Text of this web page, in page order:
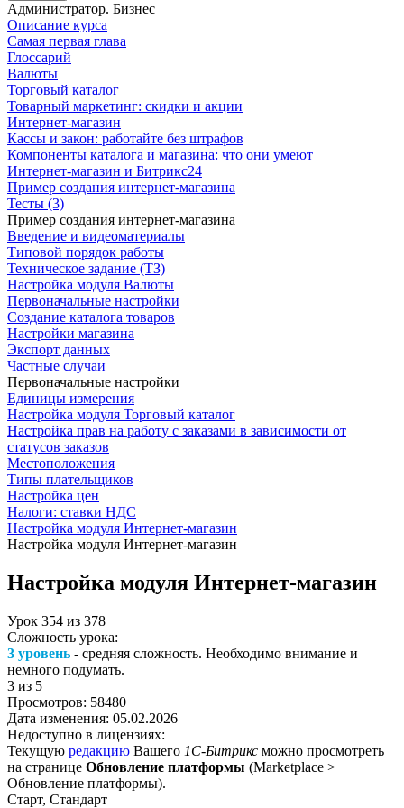
Администратор. Бизнес
Описание курса
Самая первая глава
Глоссарий
Валюты
Торговый каталог
Товарный маркетинг: скидки и акции
Интернет-магазин
Кассы и закон: работайте без штрафов
Компоненты каталога и магазина: что они умеют
Интернет-магазин и Битрикс24
Пример создания интернет-магазина
Тесты (3)
Пример создания интернет-магазина
Введение и видеоматериалы
Типовой порядок работы
Техническое задание (ТЗ)
Настройка модуля Валюты
Первоначальные настройки
Создание каталога товаров
Настройки магазина
Экспорт данных
Частные случаи
Первоначальные настройки
Единицы измерения
Настройка модуля Торговый каталог
Настройка прав на работу с заказами в зависимости от
статусов заказов
Местоположения
Типы плательщиков
Настройка цен
Налоги: ставки НДС
Настройка модуля Интернет-магазин
Настройка модуля Интернет-магазин
Настройка модуля Интернет-магазин
Урок 354 из 378
Сложность урока:
3 уровень - средняя сложность. Необходимо внимание и
немного подумать.
3 из 5
Просмотров: 58480
Дата изменения: 05.02.2026
Недоступно в лицензиях:
Текущую редакцию Вашего 1С-Битрикс можно просмотреть
на странице Обновление платформы (Marketplace >
Обновление платформы).
Старт, Стандарт